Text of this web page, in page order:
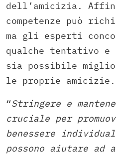
dell’amicizia.
competenze può
ma gli esperti
qualche tentativo
sia possibile
le proprie amicizie.
“Stringere e
cruciale per
benessere
possono aiutare ad